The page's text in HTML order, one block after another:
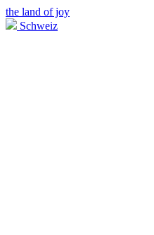
the land of joy
Schweiz